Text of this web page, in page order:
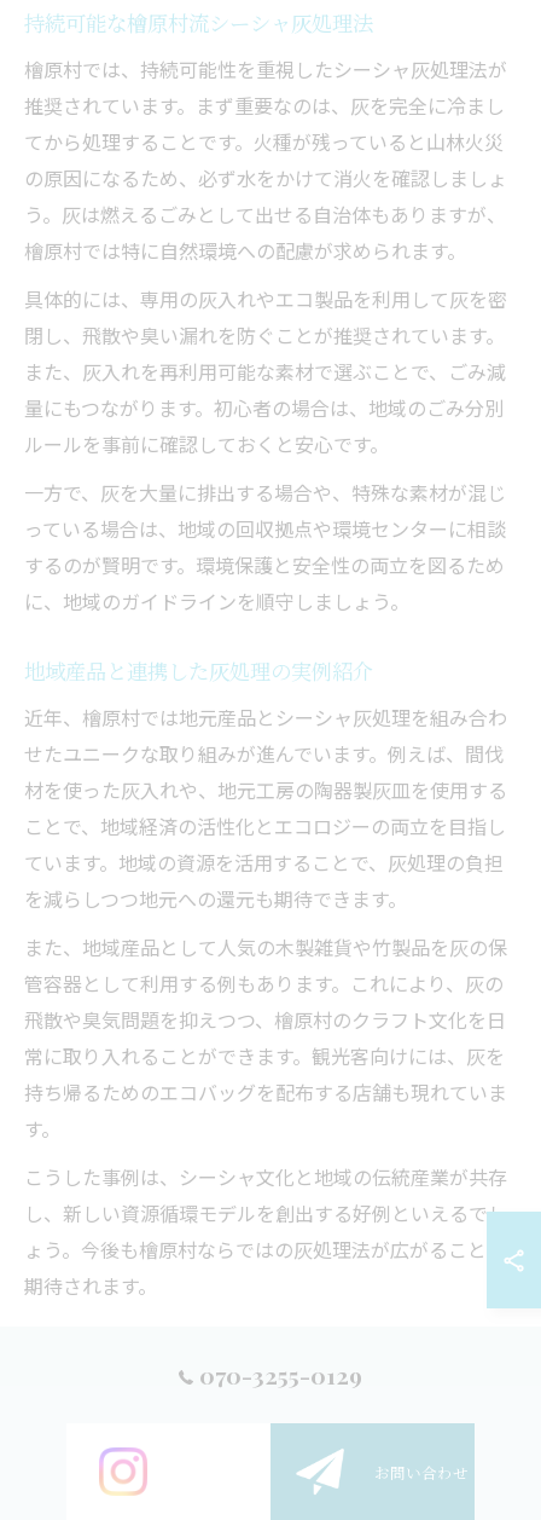
持続可能な檜原村流シーシャ灰処理法
檜原村では、持続可能性を重視したシーシャ灰処理法が
推奨されています。まず重要なのは、灰を完全に冷まし
てから処理することです。火種が残っていると山林火災
の原因になるため、必ず水をかけて消火を確認しましょ
う。灰は燃えるごみとして出せる自治体もありますが、
檜原村では特に自然環境への配慮が求められます。
具体的には、専用の灰入れやエコ製品を利用して灰を密
閉し、飛散や臭い漏れを防ぐことが推奨されています。
また、灰入れを再利用可能な素材で選ぶことで、ごみ減
量にもつながります。初心者の場合は、地域のごみ分別
ルールを事前に確認しておくと安心です。
一方で、灰を大量に排出する場合や、特殊な素材が混じ
っている場合は、地域の回収拠点や環境センターに相談
するのが賢明です。環境保護と安全性の両立を図るため
に、地域のガイドラインを順守しましょう。
地域産品と連携した灰処理の実例紹介
近年、檜原村では地元産品とシーシャ灰処理を組み合わ
せたユニークな取り組みが進んでいます。例えば、間伐
材を使った灰入れや、地元工房の陶器製灰皿を使用する
ことで、地域経済の活性化とエコロジーの両立を目指し
ています。地域の資源を活用することで、灰処理の負担
を減らしつつ地元への還元も期待できます。
また、地域産品として人気の木製雑貨や竹製品を灰の保
管容器として利用する例もあります。これにより、灰の
飛散や臭気問題を抑えつつ、檜原村のクラフト文化を日
常に取り入れることができます。観光客向けには、灰を
持ち帰るためのエコバッグを配布する店舗も現れていま
す。
こうした事例は、シーシャ文化と地域の伝統産業が共存
し、新しい資源循環モデルを創出する好例といえるでし
ょう。今後も檜原村ならではの灰処理法が広がることが
期待されます。
クショップでは、灰の冷まし方や適切な分別方法を実演
070-3255-0129
お問い合わせ